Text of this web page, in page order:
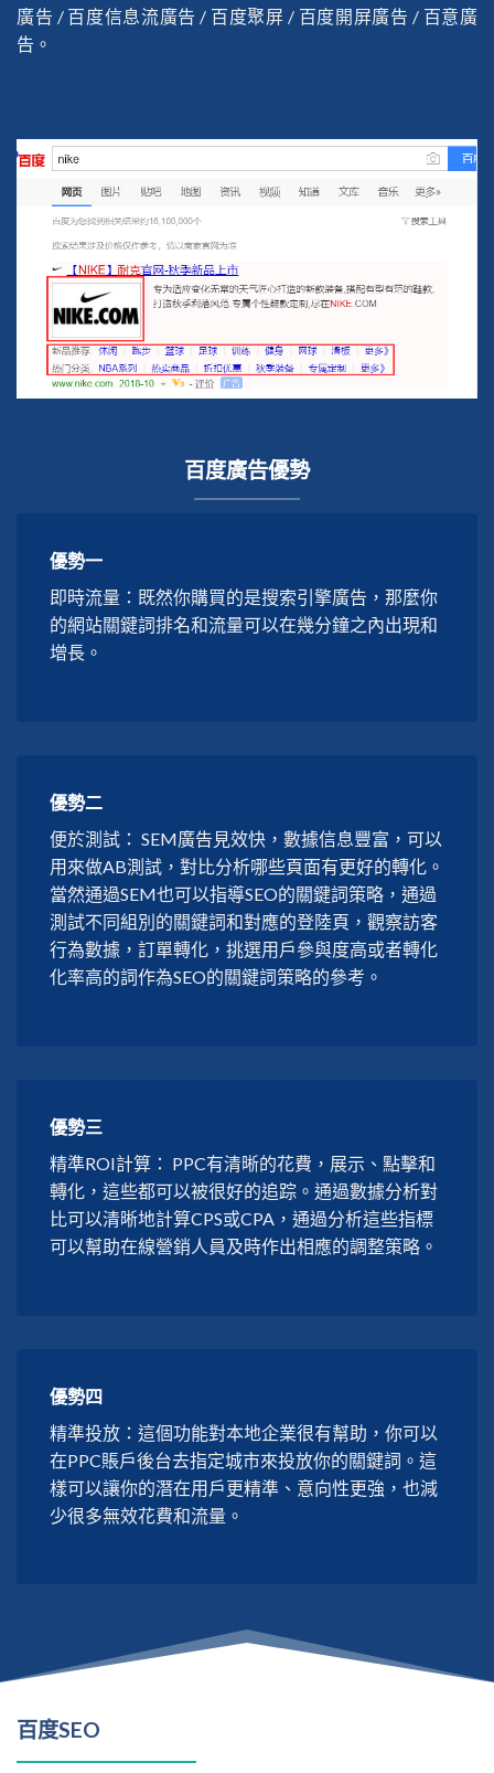
廣告 / 百度信息流廣告 / 百度聚屏 / 百度開屏廣告 / 百意廣
告。
百度廣告優勢
優勢一
即時流量：既然你購買的是搜索引擎廣告，那麼你
的網站關鍵詞排名和流量可以在幾分鐘之內出現和
增長。
優勢二
便於測試： SEM廣告見效快，數據信息豐富，可以
用來做AB測試，對比分析哪些頁面有更好的轉化。
當然通過SEM也可以指導SEO的關鍵詞策略，通過
測試不同組別的關鍵詞和對應的登陸頁，觀察訪客
行為數據，訂單轉化，挑選用戶參與度高或者轉化
化率高的詞作為SEO的關鍵詞策略的參考。
優勢三
精準ROI計算： PPC有清晰的花費，展示、點擊和
轉化，這些都可以被很好的追踪。通過數據分析對
比可以清晰地計算CPS或CPA，通過分析這些指標
可以幫助在線營銷人員及時作出相應的調整策略。
優勢四
精準投放：這個功能對本地企業很有幫助，你可以
在PPC賬戶後台去指定城市來投放你的關鍵詞。這
樣可以讓你的潛在用戶更精準、意向性更強，也減
少很多無效花費和流量。
百度SEO